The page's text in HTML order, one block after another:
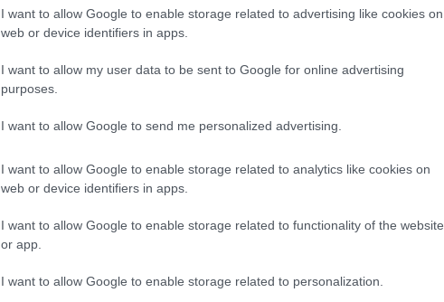
I want to allow Google to enable storage related to advertising like cookies on
web or device identifiers in apps.
I want to allow my user data to be sent to Google for online advertising
purposes.
I want to allow Google to send me personalized advertising.
I want to allow Google to enable storage related to analytics like cookies on
web or device identifiers in apps.
I want to allow Google to enable storage related to functionality of the website
or app.
I want to allow Google to enable storage related to personalization.